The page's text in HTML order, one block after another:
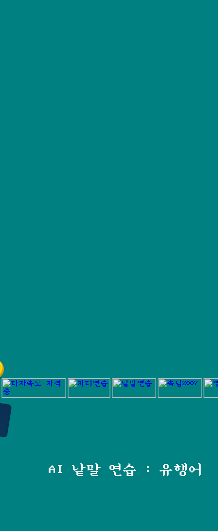
AI 낱말 연습 : 유행어